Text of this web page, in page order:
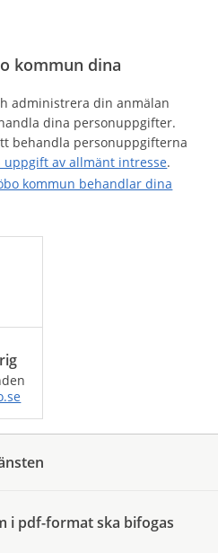
kommun dina
administrera din anmälan
dina personuppgifter.
behandla personuppgifterna
av allmänt intresse.
kommun behandlar dina
i pdf-format ska bifogas